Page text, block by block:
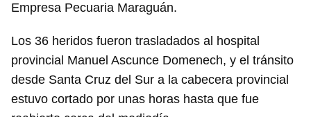
Empresa Pecuaria Maraguán.
Los 36 heridos fueron trasladados al hospital
provincial Manuel Ascunce Domenech, y el tránsito
desde Santa Cruz del Sur a la cabecera provincial
estuvo cortado por unas horas hasta que fue